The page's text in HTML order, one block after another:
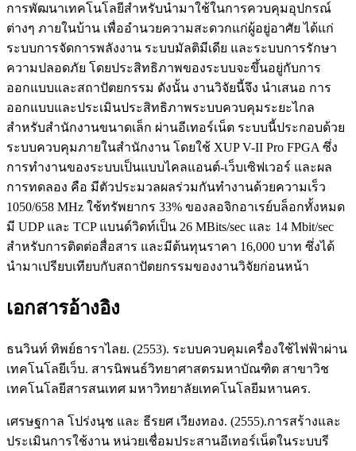
การพัฒนาเทคโนโลยีสำหรับนำมาใช้ในการควบคุมอุปกรณ์
ต่างๆ ภายในบ้าน เพื่ออำนวยความสะดวกแก่ผู้อยู่อาศัย ได้แก่
ระบบการจัดการพลังงาน ระบบมัลติมีเดีย และระบบการรักษา
ความปลอดภัย โดยประสิทธิภาพของระบบจะขึ้นอยู่กับการ
ออกแบบและสถาปัตยกรรม ดังนั้น งานวิจัยนี้จึง นำเสนอ การ
ออกแบบและประเมินประสิทธิภาพระบบควบคุมระยะไกล
สำหรับสำนักงานขนาดเล็ก ผ่านอีเทอร์เน็ต ระบบนี้ประกอบด้วย
ระบบควบคุมภายในสำนักงาน โดยใช้ XUP V-II Pro FPGA ซึ่ง
การทำงานของระบบเป็นแบบไคลแอนต์-เว็บเซิฟเวอร์ และผล
การทดลอง คือ มีตัวประมวลผลร่วมกันทำงานด้วยความเร็ว
1050/658 MHz ใช้ทรัพยากร 33% ของลอจิกอาเรย์บล็อกทั้งหมด
มี UDP และ TCP แบนด์วิดท์เป็น 26 MBits/sec และ 14 Mbit/sec
สำหรับการติดต่อสื่อสาร และมีต้นทุนราคา 16,000 บาท ซึ่งได้
นำมาเปรียบเทียบกับสถาปัตยกรรมของงานวิจัยก่อนหน้า
เอกสารอ้างอิง
ธนวินท์ ทิพย์ธาราไลย. (2553). ระบบควบคุมเครื่องใช้ไฟฟ้าผ่าน
เทคโนโลยีเว็บ. สารนิพนธ์วิทยาศาสตรมหาบัณฑิต สาขาวิช
เทคโนโลยีสารสนเทศ มหาวิทยาลัยเทคโนโลยีมหานคร.
เศรษฐกาล โปร่งนุช และ ธีรยศ เวียงทอง. (2555).การสร้างและ
ประเมินการใช้งาน หน่วยเชื่อมประสานอีเทอร์เน็ตในระบบรี